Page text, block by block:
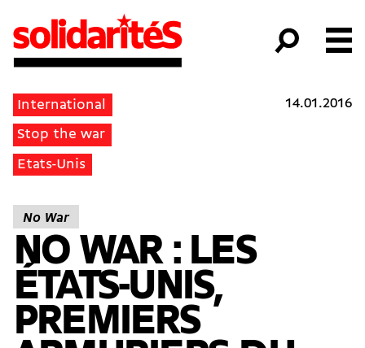
International
Stop the war
Etats-Unis
14.01.2016
No War
NO WAR : LES
ÉTATS-UNIS,
PREMIERS